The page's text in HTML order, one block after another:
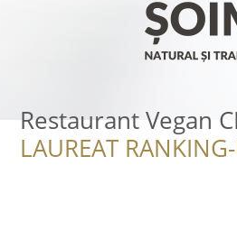
Restaurant Vegan
LAUREAT